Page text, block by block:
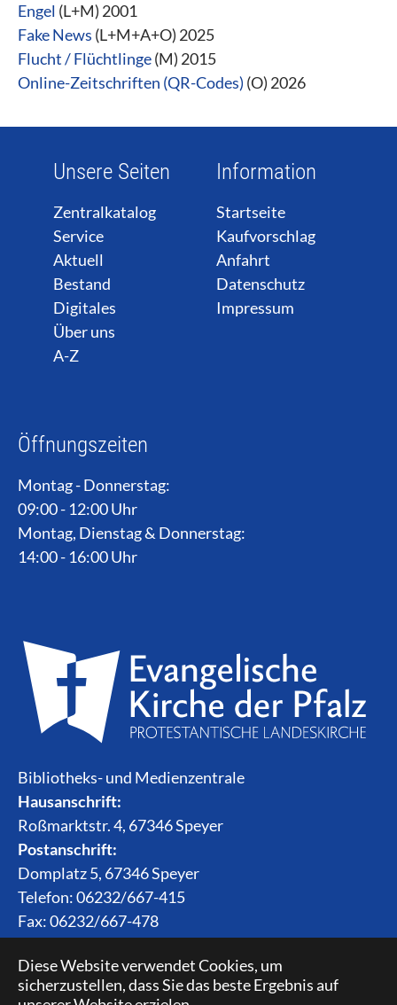
Diese Website verwendet Cookies, um
sicherzustellen, dass Sie das beste Ergebnis auf
Engel (L+M) 2001
Fake News (L+M+A+O) 2025
Flucht / Flüchtlinge(M) 2015
Online-Zeitschriften (QR-Codes) (O) 2026
Unsere Seiten
Zentralkatalog
Service
Aktuell
Bestand
Digitales
Über uns
A-Z
Information
Startseite
Kaufvorschlag
Anfahrt
Datenschutz
Impressum
Öffnungszeiten
Montag - Donnerstag:
09:00 - 12:00 Uhr
Montag, Dienstag & Donnerstag:
14:00 - 16:00 Uhr
Bibliotheks- und Medienzentrale
Hausanschrift:
Roßmarktstr. 4, 67346 Speyer
Postanschrift:
Domplatz 5, 67346 Speyer
Telefon: 06232/667-415
Fax: 06232/667-478